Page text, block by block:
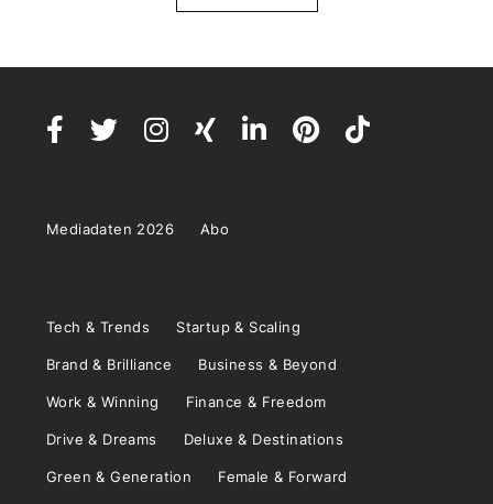
Mediadaten 2026 Abo
Tech & Trends Startup & Scaling
Brand & Brilliance Business & Beyond
Work & Winning Finance & Freedom
Drive & Dreams Deluxe & Destinations
Green & Generation Female & Forward